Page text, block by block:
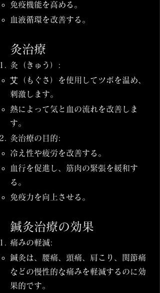
免疫機能を高める。
血液循環を改善する。
灸治療
灸（きゅう）:
艾（もぐさ）を使用してツボを温め、
刺激します。
熱によって気と血の流れを改善しま
す。
灸治療の目的:
冷え性や疲労を改善する。
血行を促進し、筋肉の緊張を緩和す
る。
免疫力を向上させる。
鍼灸治療の効果
痛みの軽減:
鍼灸は、腰痛、頭痛、肩こり、関節痛
などの慢性的な痛みを軽減するのに効
果的です。